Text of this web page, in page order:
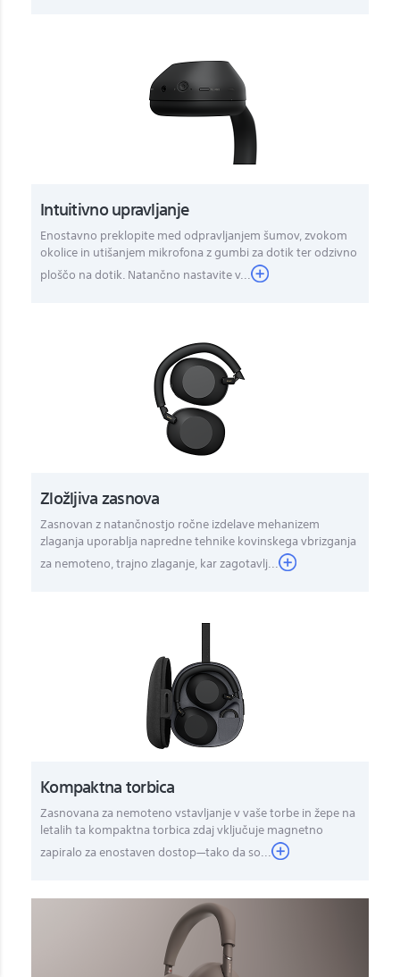
Intuitivno upravljanje
Enostavno preklopite med odpravljanjem šumov, zvokom
okolice in utišanjem mikrofona z gumbi za dotik ter odzivno
ploščo na dotik. Natančno nastavite v...
Zložljiva zasnova
Zasnovan z natančnostjo ročne izdelave mehanizem
zlaganja uporablja napredne tehnike kovinskega vbrizganja
za nemoteno, trajno zlaganje, kar zagotavlj...
Kompaktna torbica
Zasnovana za nemoteno vstavljanje v vaše torbe in žepe na
letalih ta kompaktna torbica zdaj vključuje magnetno
zapiralo za enostaven dostop—tako da so...